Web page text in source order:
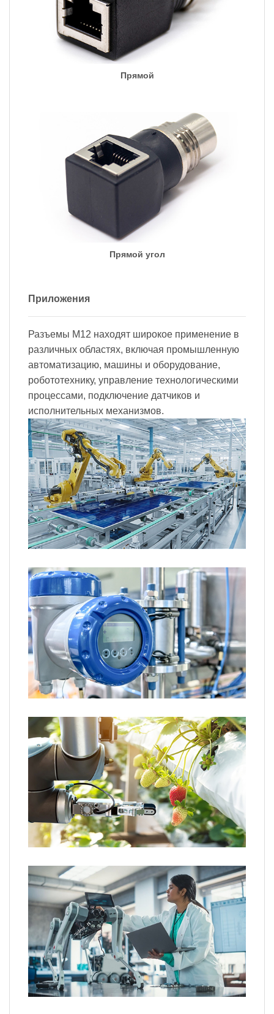
Прямой
Прямой угол
Приложения
Разъемы M12 находят широкое применение в
различных областях, включая промышленную
автоматизацию, машины и оборудование,
робототехнику, управление технологическими
процессами, подключение датчиков и
исполнительных механизмов.